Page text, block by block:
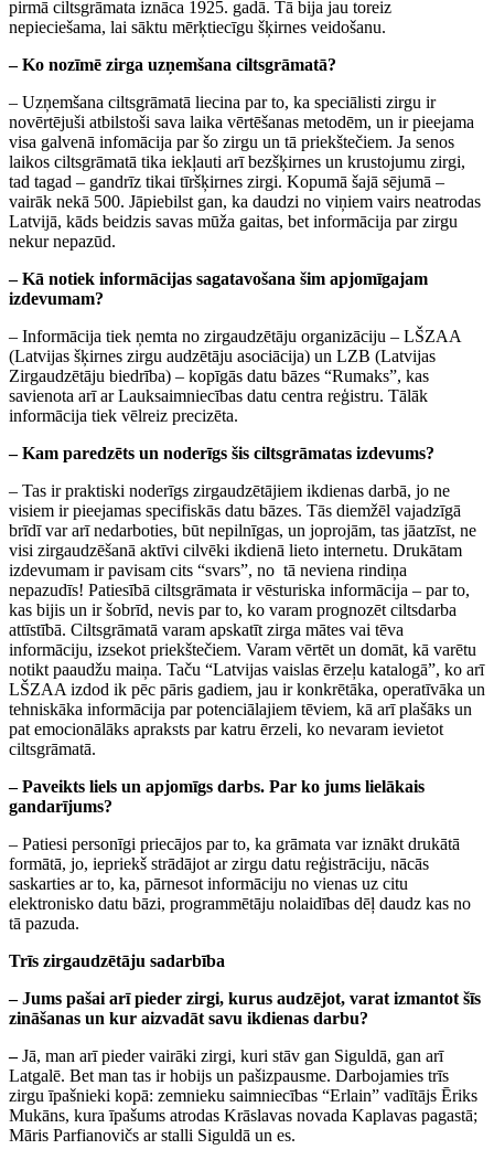
pirmā ciltsgrāmata iznāca 1925. gadā. Tā bija jau toreiz
nepieciešama, lai sāktu mērķtiecīgu šķirnes veidošanu.
– Ko nozīmē zirga uzņemšana ciltsgrāmatā?
– Uzņemšana ciltsgrāmatā liecina par to, ka speciālisti zirgu ir
novērtējuši atbilstoši sava laika vērtēšanas metodēm, un ir pieejama
visa galvenā infomācija par šo zirgu un tā priekštečiem. Ja senos
laikos ciltsgrāmatā tika iekļauti arī bezšķirnes un krustojumu zirgi,
tad tagad – gandrīz tikai tīršķirnes zirgi. Kopumā šajā sējumā –
vairāk nekā 500. Jāpiebilst gan, ka daudzi no viņiem vairs neatrodas
Latvijā, kāds beidzis savas mūža gaitas, bet informācija par zirgu
nekur nepazūd.
– Kā notiek informācijas sagatavošana šim apjomīgajam
izdevumam?
– Informācija tiek ņemta no zirgaudzētāju organizāciju – LŠZAA
(Latvijas šķirnes zirgu audzētāju asociācija) un LZB (Latvijas
Zirgaudzētāju biedrība) – kopīgās datu bāzes “Rumaks”, kas
savienota arī ar Lauksaimniecības datu centra reģistru. Tālāk
informācija tiek vēlreiz precizēta.
– Kam paredzēts un noderīgs šis ciltsgrāmatas izdevums?
– Tas ir praktiski noderīgs zirgaudzētājiem ikdienas darbā, jo ne
visiem ir pieejamas specifiskās datu bāzes. Tās diemžēl vajadzīgā
brīdī var arī nedarboties, būt nepilnīgas, un joprojām, tas jāatzīst, ne
visi zirgaudzēšanā aktīvi cilvēki ikdienā lieto internetu. Drukātam
izdevumam ir pavisam cits “svars”, no tā neviena rindiņa
nepazudīs! Patiesībā ciltsgrāmata ir vēsturiska informācija – par to,
kas bijis un ir šobrīd, nevis par to, ko varam prognozēt ciltsdarba
attīstībā. Ciltsgrāmatā varam apskatīt zirga mātes vai tēva
informāciju, izsekot priekštečiem. Varam vērtēt un domāt, kā varētu
notikt paaudžu maiņa. Taču “Latvijas vaislas ērzeļu katalogā”, ko arī
LŠZAA izdod ik pēc pāris gadiem, jau ir konkrētāka, operatīvāka un
tehniskāka informācija par potenciālajiem tēviem, kā arī plašāks un
pat emocionālāks apraksts par katru ērzeli, ko nevaram ievietot
ciltsgrāmatā.
– Paveikts liels un apjomīgs darbs. Par ko jums lielākais
gandarījums?
– Patiesi personīgi priecājos par to, ka grāmata var iznākt drukātā
formātā, jo, iepriekš strādājot ar zirgu datu reģistrāciju, nācās
saskarties ar to, ka, pārnesot informāciju no vienas uz citu
elektronisko datu bāzi, programmētāju nolaidības dēļ daudz kas no
tā pazuda.
Trīs zirgaudzētāju sadarbība
– Jums pašai arī pieder zirgi, kurus audzējot, varat izmantot šīs
zināšanas un kur aizvadāt savu ikdienas darbu?
–Jā, man arī pieder vairāki zirgi, kuri stāv gan Siguldā, gan arī
Latgalē. Bet man tas ir hobijs un pašizpausme. Darbojamies trīs
zirgu īpašnieki kopā: zemnieku saimniecības “Erlain” vadītājs Ēriks
Mukāns, kura īpašums atrodas Krāslavas novada Kaplavas pagastā;
Māris Parfianovičs ar stalli Siguldā un es.